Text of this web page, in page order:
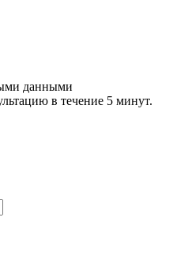
данными
в течение 5 минут.